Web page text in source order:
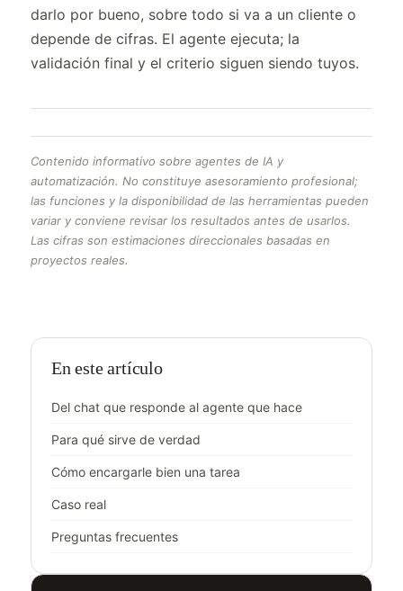
darlo por bueno, sobre todo si va a un cliente o
depende de cifras. El agente ejecuta; la
validación final y el criterio siguen siendo tuyos.
Contenido informativo sobre agentes de IA y
automatización. No constituye asesoramiento profesional;
las funciones y la disponibilidad de las herramientas pueden
variar y conviene revisar los resultados antes de usarlos.
Las cifras son estimaciones direccionales basadas en
proyectos reales.
En este artículo
Del chat que responde al agente que hace
Para qué sirve de verdad
Cómo encargarle bien una tarea
Caso real
Preguntas frecuentes